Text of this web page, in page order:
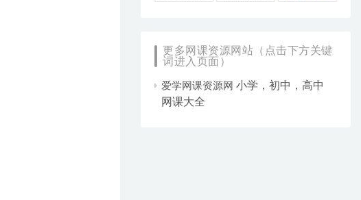
更多网课资源网站（点击下方关键
词进入页面）
爱学网课资源网 小学，初中，高中
网课大全